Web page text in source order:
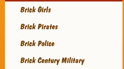
Brick Girls
Brick Pirates
Brick Police
Brick Century Military